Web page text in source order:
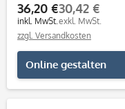
36,20 €
inkl. MwSt.
30,42 €
exkl. MwSt.
zzgl. Versandkosten
Online gestalten